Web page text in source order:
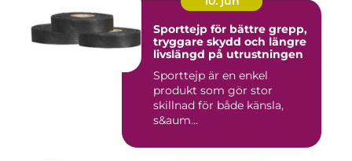
Sporttejp för bättre grepp,
tryggare skydd och längre
livslängd på utrustningen
Sporttejp är en enkel
produkt som gör stor
skillnad för både känsla,
s&aum...